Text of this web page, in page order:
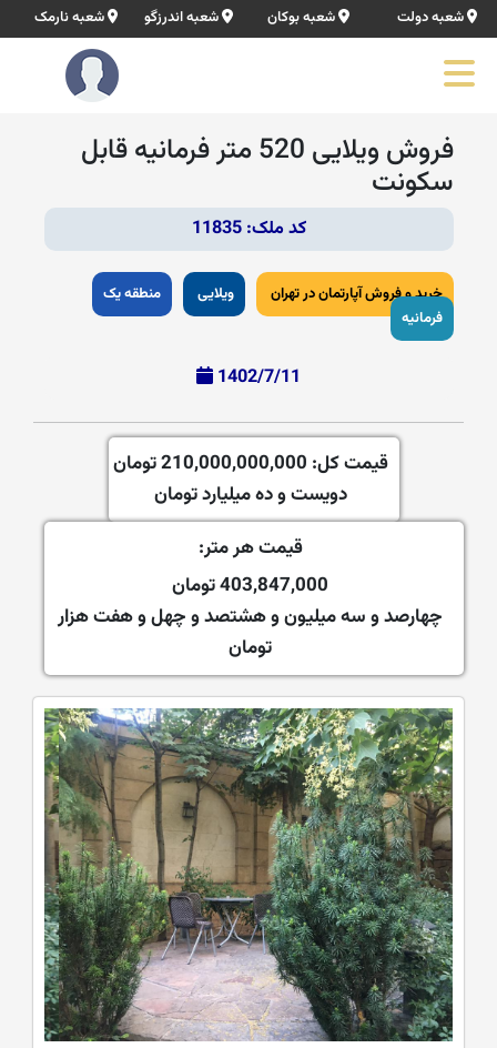
شعبه دولت شعبه بوکان شعبه اندرزگو شعبه نارمک
فروش ویلایی 520 متر فرمانیه قابل
سکونت
کد ملک: 11835
خرید و فروش آپارتمان در تهران ویلایی
منطقه یک
فرمانیه
1402/7/11
قیمت کل: 210,000,000,000 تومان
دویست و ده میلیارد تومان
قیمت هر متر:
403,847,000 تومان
چهارصد و سه میلیون و هشتصد و چهل و هفت هزار
تومان